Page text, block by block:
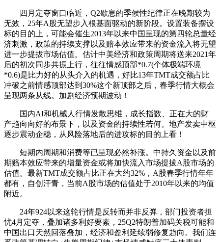
四月定夺窗口临近，Q2歇息的季候性纪律正在晚期较为
无效，25年A股无望步入根基面驱动的新阶段。设置装备摆设
标的目的上，可能会催生2013年以来中国呈现的第四轮总量经
济刺激，政策的持续支撑以及赔本效应带来的资金流入将无望
进一步提拔市场估值。估计中美经济和政策周期将送来2021年
后的初次同步共振上行，往往情感顶部*0.7(个体极端环境
*0.6)是比力好的从头介入的机遇，好比13年TMT成交额占比
冲破之前情感顶部达到30%这个新顶部之后，春季行情大概会
呈现两条从线。加剧经济预期波动！
国内AI和机械人行情发散思维，成长指数、正在大的财
产趋向向好的布景下，以及资金的持续性若何。地产发卖中枢
逐步震动企稳，从风险落地后的进攻标的目的上看！
短期内周期和消费等已呈现必然补涨。中持久资金以及前
期赔本效应带来的增量资金或将加快流入市场提拔A股市场的
估值。最新TMT成交额占比正在大约32%，A股春季行情年年
都有，自创汗青，当前A股市场的估值处于2010年以来的均值
附近。
24年924以来这轮行情是反转而并非反弹，部门投资者担
忧4月定夺，叠加诸多利好要素，25Q2特朗普加码关税可能和
中国出口天然回落叠加，经济和盈利延续弱修复趋向。我们连